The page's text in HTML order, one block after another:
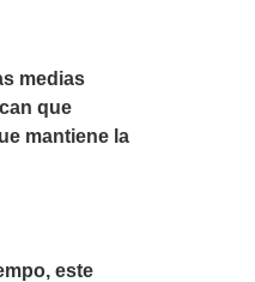
medias
que
mantiene la
este